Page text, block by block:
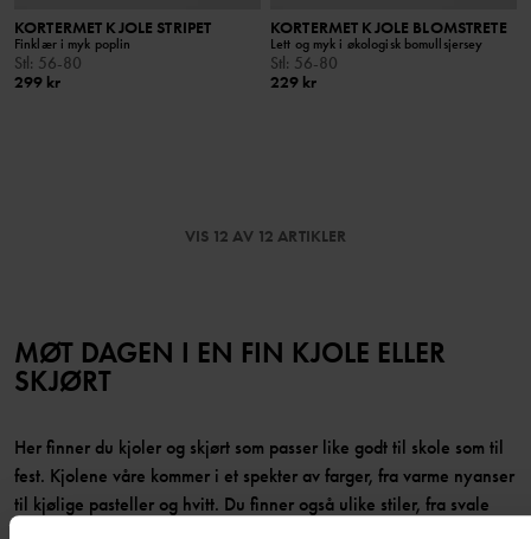
KORTERMET KJOLE STRIPET
Finklær i myk poplin
Stl: 56-80
299 kr
KORTERMET KJOLE BLOMSTRETE
Lett og myk i økologisk bomullsjersey
Stl: 56-80
229 kr
VIS 12 AV 12 ARTIKLER
MØT DAGEN I EN FIN KJOLE ELLER
SKJØRT
Her finner du kjoler og skjørt som passer like godt til skole som til
fest. Kjolene våre kommer i et spekter av farger, fra varme nyanser
til kjølige pasteller og hvitt. Du finner også ulike stiler, fra svale